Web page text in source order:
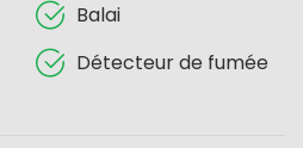
Balai
Détecteur de fumée